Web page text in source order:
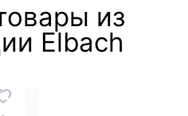
из
Elbach